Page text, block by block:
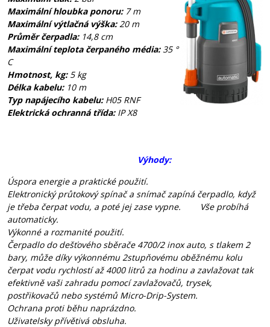
Maximální hloubka ponoru: 7 m
Maximální výtlačná výška:20 m
Průměr čerpadla: 14,8 cm
Maximální teplota čerpaného média:35 °
C
Hmotnost, kg: 5 kg
Délka kabelu:10 m
Typ napájecího kabelu: H05 RNF
Elektrická ochranná třída: IP X8
Výhody:
Úspora energie a praktické použití.
Elektronický průtokový spínač a snímač zapíná čerpadlo, když
je třeba čerpat vodu, a poté jej zase vypne. Vše probíhá
automaticky.
Výkonné a rozmanité použití.
Čerpadlo do dešťového sběrače 4700/2 inox auto, s tlakem 2
bary, může díky výkonnému 2stupňovému oběžnému kolu
čerpat vodu rychlostí až 4000 litrů za hodinu a zavlažovat tak
efektivně vaši zahradu pomocí zavlažovačů, trysek,
postřikovačů nebo systémů Micro-Drip-System.
Ochrana proti běhu naprázdno.
Uživatelsky přívětivá obsluha.